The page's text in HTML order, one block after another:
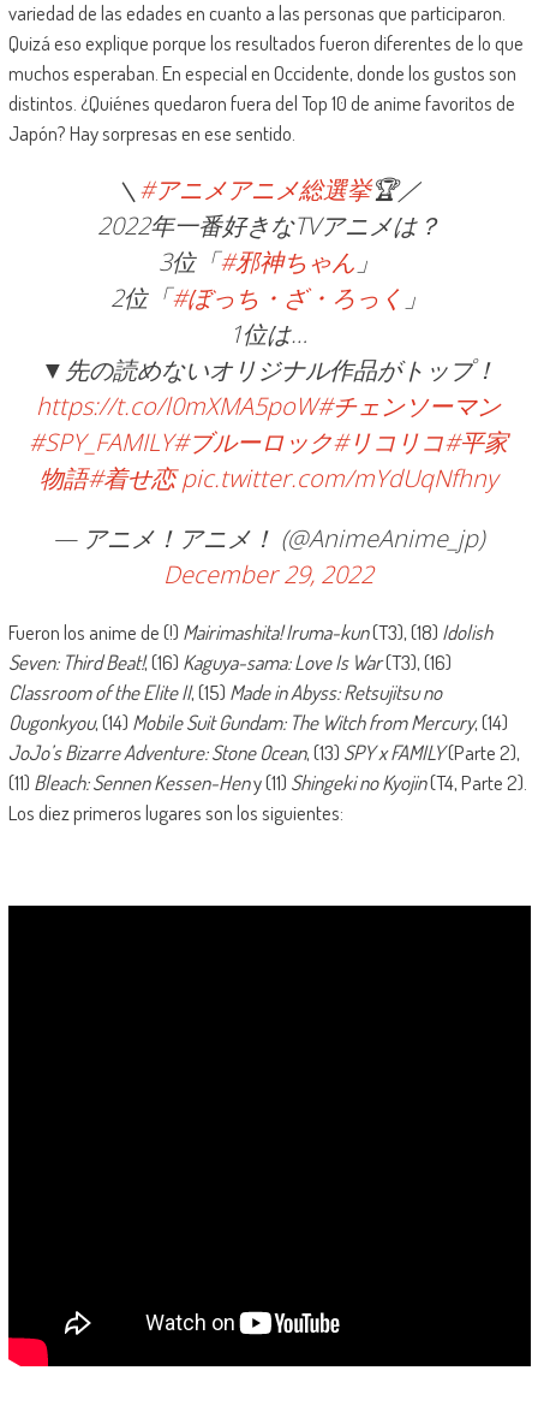
variedad de las edades en cuanto a las personas que participaron.
Quizá eso explique porque los resultados fueron diferentes de lo que
muchos esperaban. En especial en Occidente, donde los gustos son
distintos. ¿Quiénes quedaron fuera del Top 10 de anime favoritos de
Japón? Hay sorpresas en ese sentido.
＼ #アニメアニメ総選挙🏆／
2022年一番好きなTVアニメは？
3位「#邪神ちゃん 」
2位「#ぼっち・ざ・ろっく 」
1位は…
▼先の読めないオリジナル作品がトップ！
https://t.co/l0mXMA5poW#チェンソーマン
#SPY_FAMILY#ブルーロック#リコリコ#平家
物語#着せ恋 pic.twitter.com/mYdUqNfhny
— アニメ！アニメ！ (@AnimeAnime_jp)
December 29, 2022
Fueron los anime de (!) Mairimashita! Iruma-kun(T3), (18) Idolish
Seven: Third Beat!, (16) Kaguya-sama: Love Is War(T3), (16)
Classroom of the Elite II, (15) Made in Abyss: Retsujitsu no
Ougonkyou, (14) Mobile Suit Gundam: The Witch from Mercury, (14)
JoJo’s Bizarre Adventure: Stone Ocean, (13) SPY x FAMILY(Parte 2),
(11) Bleach: Sennen Kessen-Heny (11) Shingeki no Kyojin(T4, Parte 2).
Los diez primeros lugares son los siguientes: